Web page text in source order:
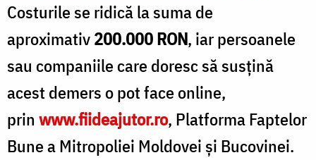
Costurile se ridică la suma de
aproximativ200.000 RON, iar persoanele
sau companiile care doresc să susțină
acest demers o pot face online,
prin www.fiideajutor.ro, Platforma Faptelor
Bune a Mitropoliei Moldovei și Bucovinei.